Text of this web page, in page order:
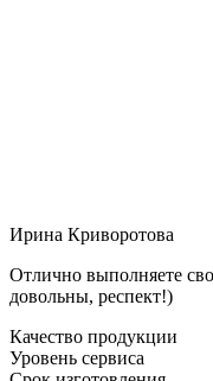
Ирина Криворотова
Отлично выполняете
довольны, респект!)
Качество продукции
Уровень сервиса